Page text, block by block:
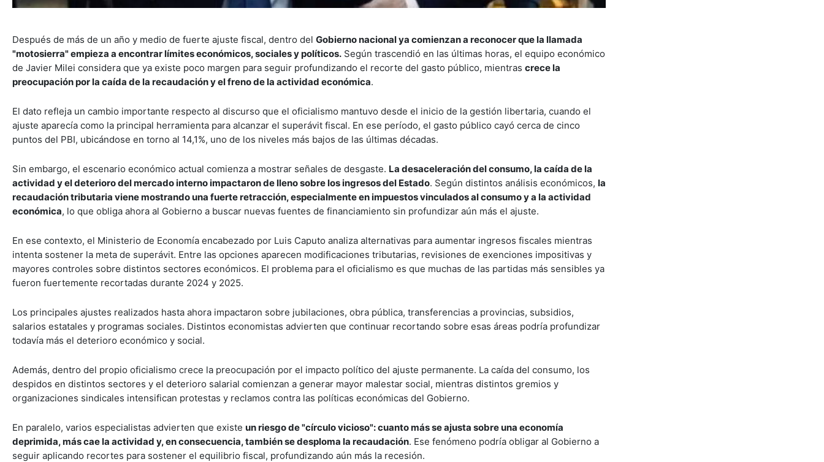
Después de más de un año y medio de fuerte ajuste fiscal, dentro del Gobierno nacional ya comienzan a reconocer que la llamada
"motosierra" empieza a encontrar límites económicos, sociales y políticos. Según trascendió en las últimas horas, el equipo económico
de Javier Milei considera que ya existe poco margen para seguir profundizando el recorte del gasto público, mientras crece la
preocupación por la caída de la recaudación y el freno de la actividad económica.
El dato refleja un cambio importante respecto al discurso que el oficialismo mantuvo desde el inicio de la gestión libertaria, cuando el
ajuste aparecía como la principal herramienta para alcanzar el superávit fiscal. En ese período, el gasto público cayó cerca de cinco
puntos del PBI, ubicándose en torno al 14,1%, uno de los niveles más bajos de las últimas décadas.
Sin embargo, el escenario económico actual comienza a mostrar señales de desgaste. La desaceleración del consumo, la caída de la
actividad y el deterioro del mercado interno impactaron de lleno sobre los ingresos del Estado. Según distintos análisis económicos, la
recaudación tributaria viene mostrando una fuerte retracción, especialmente en impuestos vinculados al consumo y a la actividad
económica, lo que obliga ahora al Gobierno a buscar nuevas fuentes de financiamiento sin profundizar aún más el ajuste.
En ese contexto, el Ministerio de Economía encabezado por Luis Caputo analiza alternativas para aumentar ingresos fiscales mientras
intenta sostener la meta de superávit. Entre las opciones aparecen modificaciones tributarias, revisiones de exenciones impositivas y
mayores controles sobre distintos sectores económicos. El problema para el oficialismo es que muchas de las partidas más sensibles ya
fueron fuertemente recortadas durante 2024 y 2025.
Los principales ajustes realizados hasta ahora impactaron sobre jubilaciones, obra pública, transferencias a provincias, subsidios,
salarios estatales y programas sociales. Distintos economistas advierten que continuar recortando sobre esas áreas podría profundizar
todavía más el deterioro económico y social.
Además, dentro del propio oficialismo crece la preocupación por el impacto político del ajuste permanente. La caída del consumo, los
despidos en distintos sectores y el deterioro salarial comienzan a generar mayor malestar social, mientras distintos gremios y
organizaciones sindicales intensifican protestas y reclamos contra las políticas económicas del Gobierno.
En paralelo, varios especialistas advierten que existe un riesgo de "círculo vicioso": cuanto más se ajusta sobre una economía
deprimida, más cae la actividad y, en consecuencia, también se desploma la recaudación. Ese fenómeno podría obligar al Gobierno a
seguir aplicando recortes para sostener el equilibrio fiscal, profundizando aún más la recesión.